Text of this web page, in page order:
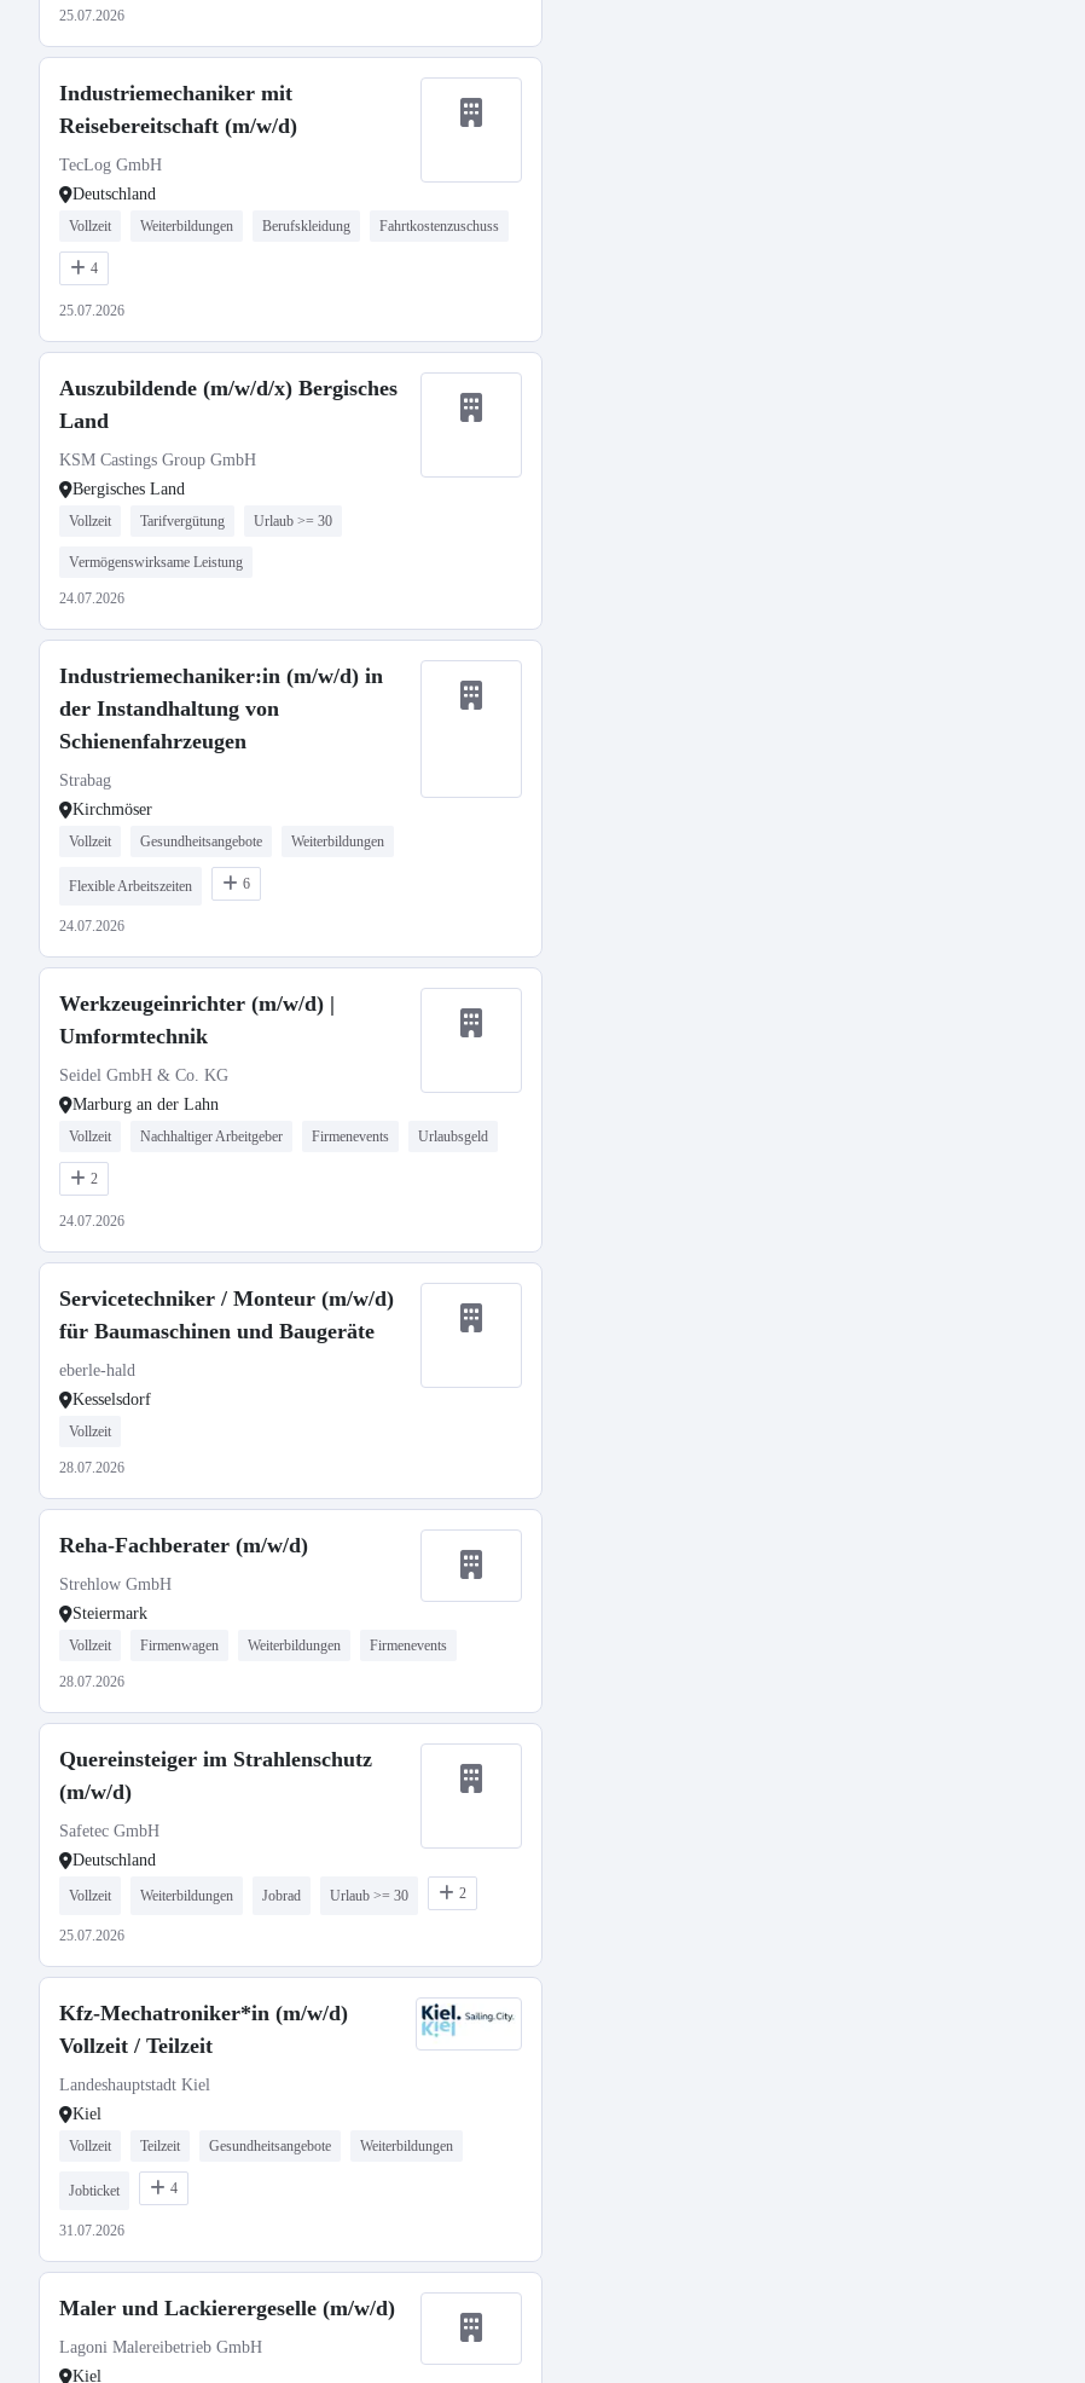
25.07.2026
Industriemechaniker mit
Reisebereitschaft (m/w/d)
TecLog GmbH
Deutschland
Vollzeit Weiterbildungen Berufskleidung Fahrtkostenzuschuss
4
25.07.2026
Auszubildende (m/w/d/x) Bergisches
Land
KSM Castings Group GmbH
Bergisches Land
Vollzeit Tarifvergütung Urlaub >= 30
Vermögenswirksame Leistung
24.07.2026
Industriemechaniker:in (m/w/d) in
der Instandhaltung von
Schienenfahrzeugen
Strabag
Kirchmöser
Vollzeit Gesundheitsangebote Weiterbildungen
Flexible Arbeitszeiten 6
24.07.2026
Werkzeugeinrichter (m/w/d) |
Umformtechnik
Seidel GmbH & Co. KG
Marburg an der Lahn
Vollzeit Nachhaltiger Arbeitgeber Firmenevents Urlaubsgeld
2
24.07.2026
Servicetechniker / Monteur (m/w/d)
für Baumaschinen und Baugeräte
eberle-hald
Kesselsdorf
Vollzeit
28.07.2026
Reha-Fachberater (m/w/d)
Strehlow GmbH
Steiermark
Vollzeit Firmenwagen Weiterbildungen Firmenevents
28.07.2026
Quereinsteiger im Strahlenschutz
(m/w/d)
Safetec GmbH
Deutschland
Vollzeit Weiterbildungen Jobrad Urlaub >= 30 2
25.07.2026
Kfz-Mechatroniker*in (m/w/d)
Vollzeit / Teilzeit
Landeshauptstadt Kiel
Kiel
Vollzeit Teilzeit Gesundheitsangebote Weiterbildungen
Jobticket 4
31.07.2026
Maler und Lackierergeselle (m/w/d)
Lagoni Malereibetrieb GmbH
Kiel